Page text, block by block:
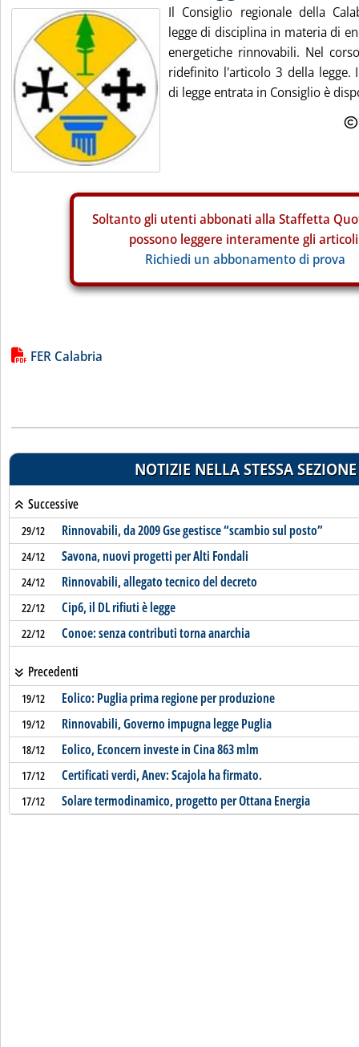
Il Consiglio regionale della
legge di disciplina in materia di
energetiche rinnovabili. Nel
ridefinito l'articolo 3 della legge.
di legge entrata in Consiglio è
Soltanto gli utenti abbonati alla Staffetta
possono leggere interamente gli
Richiedi un abbonamento di prova
Lista allegati PDF alla notizia
FER Calabria
NOTIZIE NELLA STESSA SEZIONE
Successive
29/12 Rinnovabili, da 2009 Gse gestisce “scambio sul posto”
24/12 Savona, nuovi progetti per Alti Fondali
24/12 Rinnovabili, allegato tecnico del decreto
22/12 Cip6, il DL rifiuti è legge
22/12 Conoe: senza contributi torna anarchia
Precedenti
19/12 Eolico: Puglia prima regione per produzione
19/12 Rinnovabili, Governo impugna legge Puglia
18/12 Eolico, Econcern investe in Cina 863 mlm
17/12 Certificati verdi, Anev: Scajola ha firmato.
17/12 Solare termodinamico, progetto per Ottana Energia